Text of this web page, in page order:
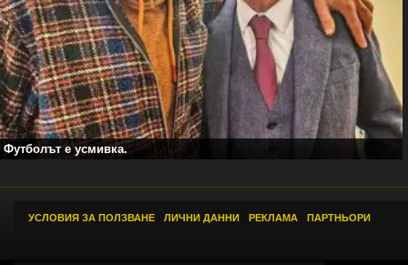
Футболът е усмивка.
УСЛОВИЯ ЗА ПОЛЗВАНЕ ЛИЧНИ ДАННИ РЕКЛАМА ПАРТНЬОРИ